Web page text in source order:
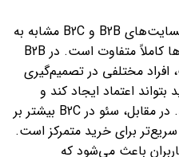
در نگاه اول ممکن است سئو در وبسایت‌های B2B و B2C مشابه به
نظر برسد، اما رویکرد و اهداف آن‌ها کاملاً متفاوت است. در B2B
افراد مختلفی در تصمیم‌گیری
اعتماد ایجاد کند و
پاسخگوی نیازهای تخصصی باشد. در مقابل، سئو در B2C بیشتر بر
برای خرید متمرکز است.
باعث می‌شود که